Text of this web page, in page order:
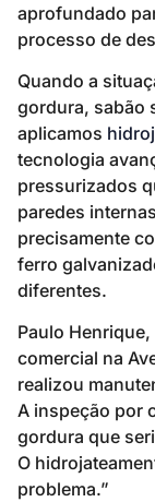
aprofundado
processo de
Quando a
gordura, sabão
aplicamos
tecnologia
pressurizados
paredes
precisamente
ferro
diferentes.
Paulo
comercial na
realizou
A inspeção por
gordura que
O
problema.”